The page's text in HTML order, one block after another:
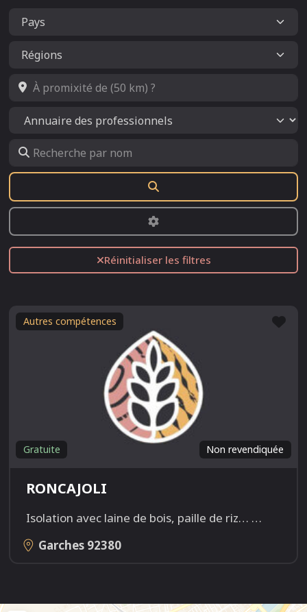
À promixité de (50 km) ?
Select search type
Recherche par nom
Advanced Filters
Réinitialiser les filtres
Autres compétences
Non revendiquée
Gratuite
RONCAJOLI
Isolation avec laine de bois, paille de riz… …
Garches 92380